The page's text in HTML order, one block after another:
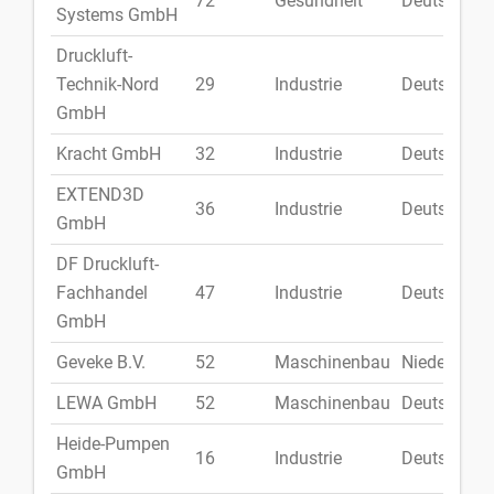
Systems GmbH
Druckluft-
Technik-Nord
GmbH
29 Industrie
Kracht GmbH 32 Industrie
EXTEND3D
GmbH
36 Industrie
DF Druckluft-
Fachhandel
GmbH
47 Industrie
Geveke B.V. 52 Maschinenbau
Niederlande
LEWA GmbH
52 Maschinenbau
Heide-Pumpen
GmbH
16 Industrie